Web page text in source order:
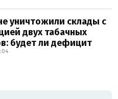
уничтожили склады с
двух табачных
будет ли дефицит